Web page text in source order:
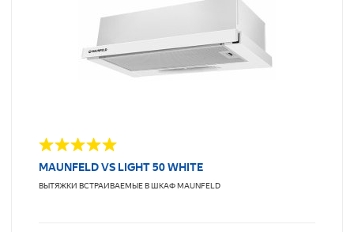
MAUNFELD VS LIGHT 50 WHITE
ВЫТЯЖКИ ВСТРАИВАЕМЫЕ В ШКАФMAUNFELD